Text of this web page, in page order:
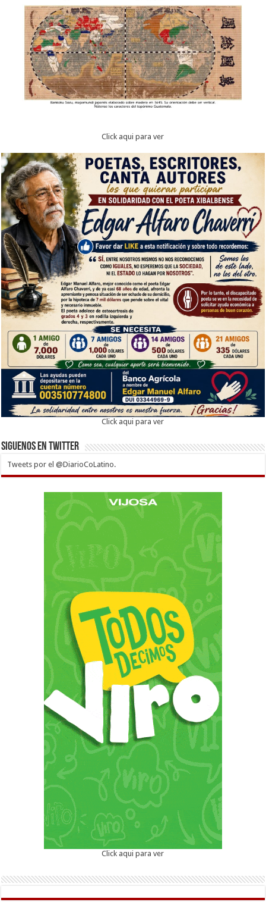
Click aqui para ver
Click aqui para ver
Siguenos en twitter
Tweets por el @DiarioCoLatino.
Click aqui para ver